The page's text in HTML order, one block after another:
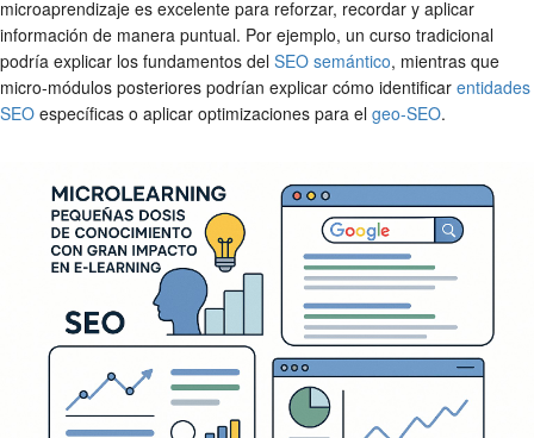
microaprendizaje es excelente para reforzar, recordar y aplicar
información de manera puntual. Por ejemplo, un curso tradicional
podría explicar los fundamentos del SEO semántico, mientras que
micro-módulos posteriores podrían explicar cómo identificar entidades
SEO específicas o aplicar optimizaciones para el geo-SEO.